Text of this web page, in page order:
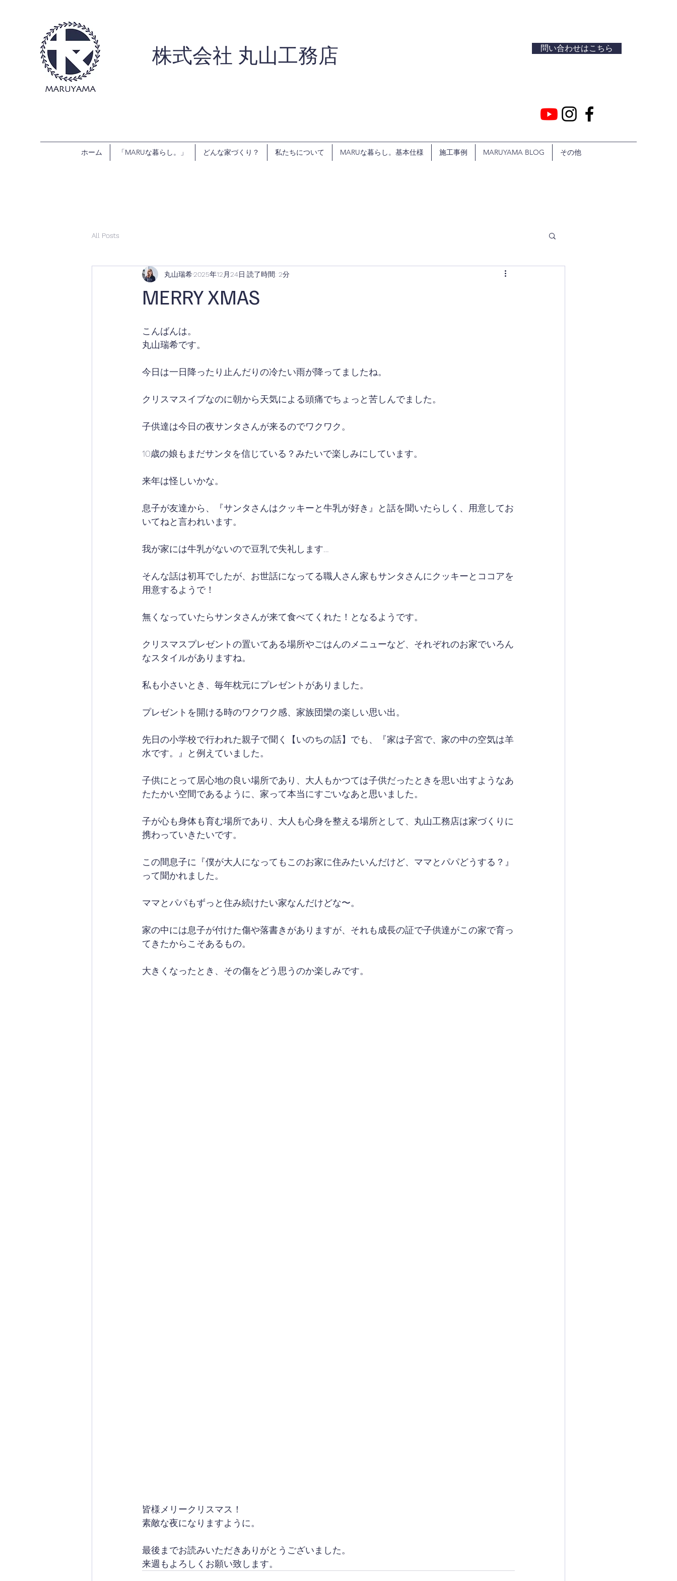
株式会社 丸山工務店 問い合わせはこちら
ホーム 「MARUな暮らし。」 どんな家づくり？ 私たちについて MARUな暮らし。基本仕様 施工事例 MARUYAMA BLOG その他
All Posts
MERRY XMAS
丸山瑞希2025年12月24日 読了時間: 2分
こんばんは。
丸山瑞希です。
今日は一日降ったり止んだりの冷たい雨が降ってましたね。
クリスマスイブなのに朝から天気による頭痛でちょっと苦しんでました。
子供達は今日の夜サンタさんが来るのでワクワク。
10歳の娘もまだサンタを信じている？みたいで楽しみにしています。
来年は怪しいかな。
息子が友達から、『サンタさんはクッキーと牛乳が好き』と話を聞いたらしく、用意してお
いてねと言われいます。
我が家には牛乳がないので豆乳で失礼します…
そんな話は初耳でしたが、お世話になってる職人さん家もサンタさんにクッキーとココアを
用意するようで！
無くなっていたらサンタさんが来て食べてくれた！となるようです。
クリスマスプレゼントの置いてある場所やごはんのメニューなど、それぞれのお家でいろん
なスタイルがありますね。
私も小さいとき、毎年枕元にプレゼントがありました。
プレゼントを開ける時のワクワク感、家族団欒の楽しい思い出。
先日の小学校で行われた親子で聞く【いのちの話】でも、『家は子宮で、家の中の空気は羊
水です。』と例えていました。
子供にとって居心地の良い場所であり、大人もかつては子供だったときを思い出すようなあ
たたかい空間であるように、家って本当にすごいなあと思いました。
子が心も身体も育む場所であり、大人も心身を整える場所として、丸山工務店は家づくりに
携わっていきたいです。
この間息子に『僕が大人になってもこのお家に住みたいんだけど、ママとパパどうする？』
って聞かれました。
ママとパパもずっと住み続けたい家なんだけどな〜。
家の中には息子が付けた傷や落書きがありますが、それも成長の証で子供達がこの家で育っ
てきたからこそあるもの。
大きくなったとき、その傷をどう思うのか楽しみです。
皆様メリークリスマス！
素敵な夜になりますように。
最後までお読みいただきありがとうございました。
来週もよろしくお願い致します。